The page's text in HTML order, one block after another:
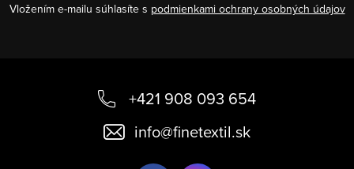
Vložením e-mailu súhlasíte s podmienkami ochrany osobných údajov
+421 908 093 654
info@finetextil.sk